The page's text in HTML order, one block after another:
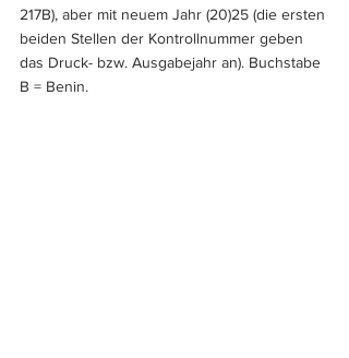
217B), aber mit neuem Jahr (20)25 (die ersten
beiden Stellen der Kontrollnummer geben
das Druck- bzw. Ausgabejahr an). Buchstabe
B = Benin.